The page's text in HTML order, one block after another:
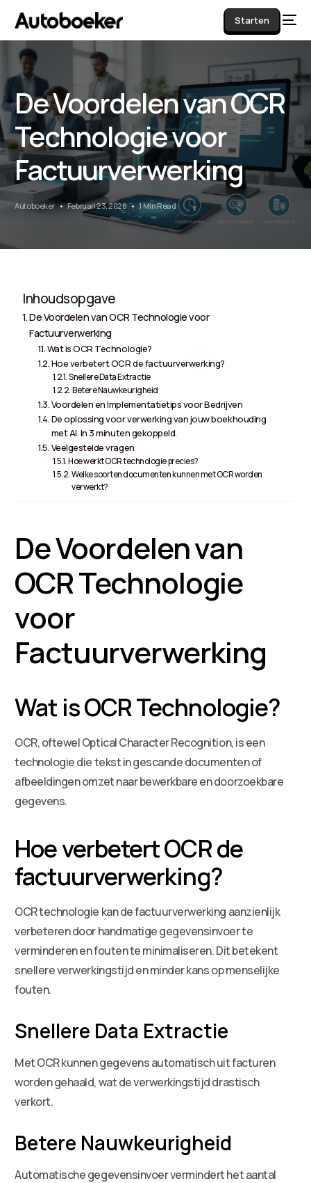
Starten
De Voordelen van OCR
Technologie voor
Factuurverwerking
Autoboeker Februari 23, 2026 1 Min Read
Inhoudsopgave
De Voordelen van OCR Technologie voor
Factuurverwerking
Wat is OCR Technologie?
Hoe verbetert OCR de factuurverwerking?
Snellere Data Extractie
Betere Nauwkeurigheid
Voordelen en Implementatietips voor Bedrijven
De oplossing voor verwerking van jouw boekhouding
met AI. In 3 minuten gekoppeld.
Veelgestelde vragen
Hoe werkt OCR technologie precies?
Welke soorten documenten kunnen met OCR worden
verwerkt?
De Voordelen van
OCR Technologie
voor
Factuurverwerking
Wat is OCR Technologie?
OCR, oftewel Optical Character Recognition, is een
technologie die tekst in gescande documenten of
afbeeldingen omzet naar bewerkbare en doorzoekbare
gegevens.
Hoe verbetert OCR de
factuurverwerking?
OCR technologie kan de factuurverwerking aanzienlijk
verbeteren door handmatige gegevensinvoer te
verminderen en fouten te minimaliseren. Dit betekent
snellere verwerkingstijd en minder kans op menselijke
fouten.
Snellere Data Extractie
Met OCR kunnen gegevens automatisch uit facturen
worden gehaald, wat de verwerkingstijd drastisch
verkort.
Betere Nauwkeurigheid
Automatische gegevensinvoer vermindert het aantal